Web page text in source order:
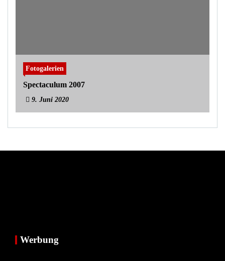
Fotogalerien
Spectaculum 2007
9. Juni 2020
Werbung